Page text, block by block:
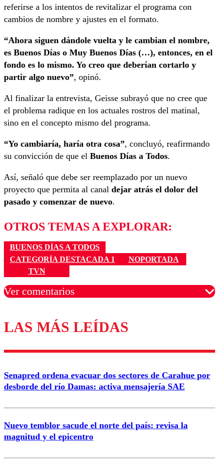
referirse a los intentos de revitalizar el programa con
cambios de nombre y ajustes en el formato.
“Ahora siguen dándole vuelta y le cambian el nombre,
es Buenos Días o Muy Buenos Días (…), entonces, en el
fondo es lo mismo. Yo creo que deberían cortarlo y
partir algo nuevo”, opinó.
Al finalizar la entrevista, Geisse subrayó que no cree que
el problema radique en los actuales rostros del matinal,
sino en el concepto mismo del programa.
“Yo cambiaría, haría otra cosa”, concluyó, reafirmando
su convicción de que el Buenos Días a Todos.
Así, señaló que debe ser reemplazado por un nuevo
proyecto que permita al canal dejar atrás el dolor del
pasado y comenzar de nuevo.
OTROS TEMAS A EXPLORAR:
BUENOS DÍAS A TODOS
CATEGORÍA DESTACADA 1
NOPORTADA
TVN
Ver comentarios
Los comentarios son moderados para garantizar un
diálogo respetuoso.
Correo
LAS MÁS LEÍDAS
Senapred ordena evacuar dos sectores de Carahue por
desborde del río Damas: activa mensajería SAE
Nuevo temblor sacude el norte del país: revisa la
magnitud y el epicentro